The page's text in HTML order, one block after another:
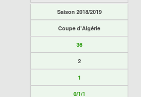
Saison 2018/2019
Coupe d'Algérie
36
2
1
0/1/1